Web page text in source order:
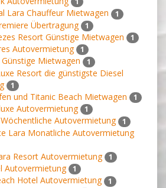
Lara Chauffeur Mietwagen 1
Übertragung 1
Resort Günstige Mietwagen 1
Autovermietung 1
Mietwagen 1
Resort die günstigste Diesel
1
und Titanic Beach Mietwagen 1
Autovermietung 1
Autovermietung 1
Lara Monatliche Autovermietung
Resort Autovermietung 1
Autovermietung 1
Hotel Autovermietung 1